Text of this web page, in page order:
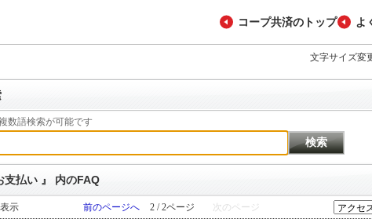
コープ共済のトップ よ
文字サイズ変
数語検索が可能です
支払い 』 内のFAQ
示 前のページへ 2 / 2ページ 次のページ